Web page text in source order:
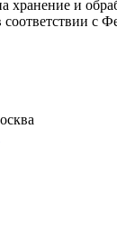
хранение и
с